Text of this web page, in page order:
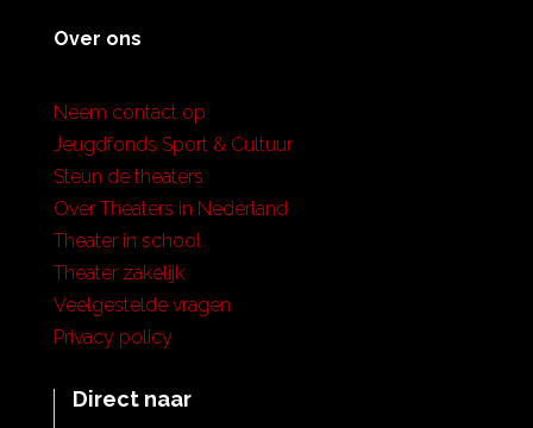
Over ons
Neem contact op
Jeugdfonds Sport & Cultuur
Steun de theaters
Over Theaters in Nederland
Theater in school
Theater zakelijk
Veelgestelde vragen
Privacy policy
Direct naar